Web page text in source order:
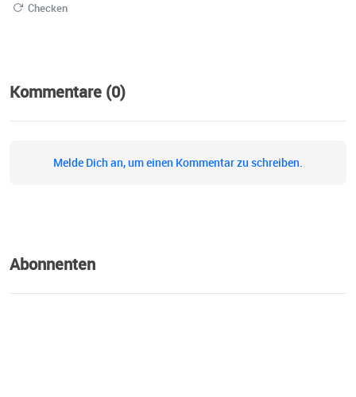
Checken
Kommentare (0)
Melde Dich an, um einen Kommentar zu schreiben.
Abonnenten